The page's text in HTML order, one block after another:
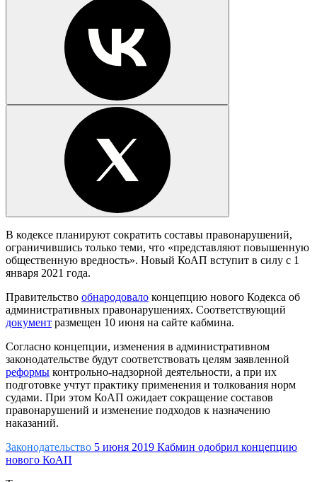
В кодексе планируют сократить составы правонарушений,
ограничившись только теми, что «представляют повышенную
общественную вредность». Новый КоАП вступит в силу с 1
января 2021 года.
Правительство обнародовало концепцию нового Кодекса об
административных правонарушениях. Соответствующий
документ размещен 10 июня на сайте кабмина.
Согласно концепции, изменения в административном
законодательстве будут соответствовать целям заявленной
реформы контрольно-надзорной деятельности, а при их
подготовке учтут практику применения и толкования норм
судами. При этом КоАП ожидает сокращение составов
правонарушений и изменение подходов к назначению
наказаний.
Законодательство 5 июня 2019 Кабмин одобрил концепцию
нового КоАП